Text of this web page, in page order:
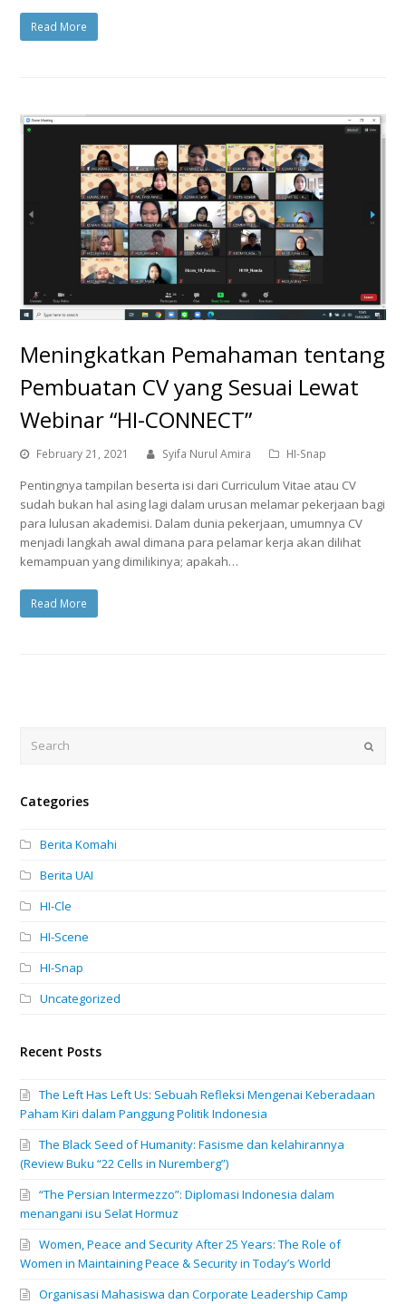
Read More
Meningkatkan Pemahaman tentang
Pembuatan CV yang Sesuai Lewat
Webinar “HI-CONNECT”
February 21, 2021 Syifa Nurul Amira HI-Snap
Pentingnya tampilan beserta isi dari Curriculum Vitae atau CV
sudah bukan hal asing lagi dalam urusan melamar pekerjaan bagi
para lulusan akademisi. Dalam dunia pekerjaan, umumnya CV
menjadi langkah awal dimana para pelamar kerja akan dilihat
kemampuan yang dimilikinya; apakah…
Read More
Submit
Categories
Berita Komahi
Berita UAI
HI-Cle
HI-Scene
HI-Snap
Uncategorized
Recent Posts
The Left Has Left Us: Sebuah Refleksi Mengenai Keberadaan
Paham Kiri dalam Panggung Politik Indonesia
The Black Seed of Humanity: Fasisme dan kelahirannya
(Review Buku “22 Cells in Nuremberg”)
“The Persian Intermezzo”: Diplomasi Indonesia dalam
menangani isu Selat Hormuz
Women, Peace and Security After 25 Years: The Role of
Women in Maintaining Peace & Security in Today’s World
Organisasi Mahasiswa dan Corporate Leadership Camp